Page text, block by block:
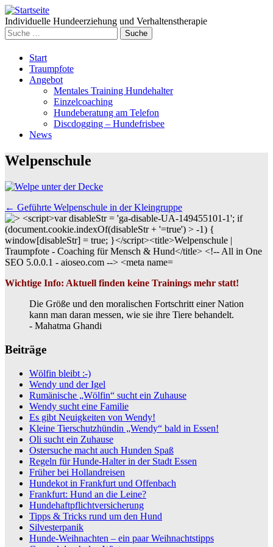
Individuelle Hundeerziehung und Verhaltenstherapie
Suche
nach:
Weiter
zum
Inhalt
Start
Traumpfote
Angebot
Mentales Training Hundehalter
Einzelcoaching
Hundeberatung am Telefon
Discdogging – Hundefrisbee
News
Welpenschule
Beitrags
Navigation
← Geführte Welpenschule in der Kleingruppe
Wichtige Info: Aktuell finden keine Trainings mehr statt!
Die Größe und den moralischen Fortschritt einer Nation
kann man daran messen, wie sie ihre Tiere behandelt.
- Mahatma Ghandi
Beiträge
Wölfin bleibt :-)
Wendy und der Igel
Rumänische „Wölfin“ sucht ein Zuhause
Wendy sucht eine Familie
Es gibt Neuigkeiten von Wendy!
Kleine Tierschutzhündin „Wendy“ bald in Essen!
Oli sucht ein Zuhause
Ostersuche macht auch Hunden Spaß
Regeln für Hunde-Halter in der Stadt Essen
Früher bei Hollandreisen
Hundekot in Frankfurt und Offenbach
Frankfurt: Hund an die Leine?
Hundehaftpflichtversicherung
Tipps & Tricks rund um den Hund
Silvesterpanik
Hunde-Weihnachten – ein paar Weihnachtstipps